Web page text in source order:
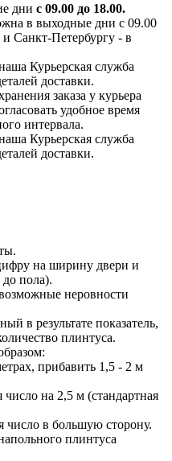
дни с 09.00 до 18.00.
в выходные дни с 09.00
Санкт-Петербургу - в
Курьерская служба
доставки.
заказа у курьера
удобное время
интервала.
Курьерская служба
доставки.
на ширину двери и
до пола).
неровности
в результате показатель,
плинтуса.
прибавить 1,5 - 2 м
число на 2,5 м (стандартная
число в большую сторону.
плинтуса